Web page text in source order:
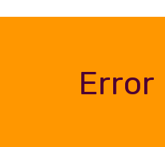
Error